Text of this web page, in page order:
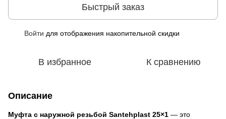
Быстрый заказ
Войти для отображения накопительной скидки
В избранное К сравнению
Описание
Муфта с наружной резьбой Santehplast 25×1 — это